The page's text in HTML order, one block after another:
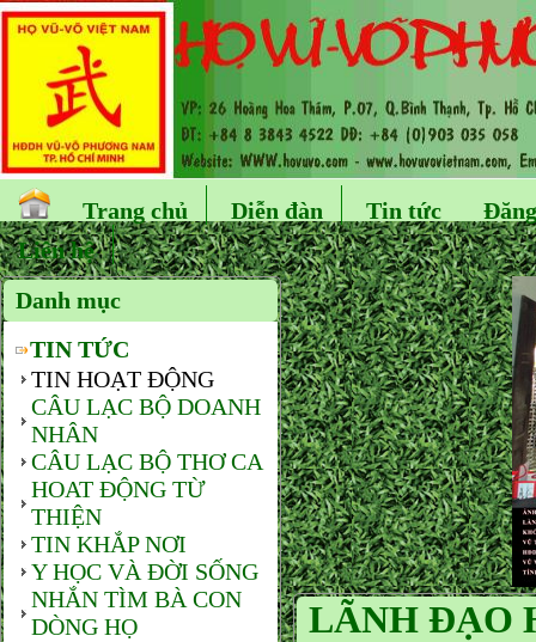
Trang chủ Diễn đàn Tin tức
Liên hệ
Danh mục
TIN TỨC
TIN HOẠT ĐỘNG
CÂU LẠC BỘ DOANH
NHÂN
CÂU LẠC BỘ THƠ CA
HOAT ĐỘNG TỪ
THIỆN
TIN KHẮP NƠI
Y HỌC VÀ ĐỜI SỐNG
NHẮN TÌM BÀ CON
DÒNG HỌ
LÃNH ĐẠO